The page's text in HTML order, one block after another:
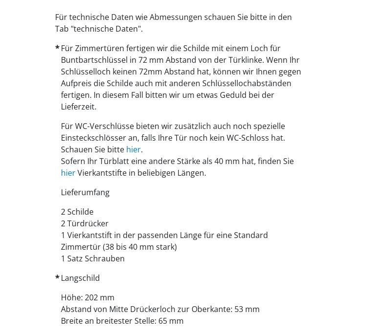
Für technische Daten wie Abmessungen schauen Sie bitte in den
Tab "technische Daten".
Für Zimmertüren fertigen wir die Schilde mit einem Loch für
Buntbartschlüssel in 72 mm Abstand von der Türklinke. Wenn Ihr
Schlüsselloch keinen 72mm Abstand hat, können wir Ihnen gegen
Aufpreis die Schilde auch mit anderen Schlüssellochabständen
fertigen. In diesem Fall bitten wir um etwas Geduld bei der
Lieferzeit.
Für WC-Verschlüsse bieten wir zusätzlich auch noch spezielle
Einsteckschlösser an, falls Ihre Tür noch kein WC-Schloss hat.
Schauen Sie bitte hier.
Sofern Ihr Türblatt eine andere Stärke als 40 mm hat, finden Sie
hierVierkantstifte in beliebigen Längen.
Lieferumfang
2 Schilde
2 Türdrücker
1 Vierkantstift in der passenden Länge für eine Standard
Zimmertür (38 bis 40 mm stark)
1 Satz Schrauben
Langschild
Höhe: 202 mm
Abstand von Mitte Drückerloch zur Oberkante: 53 mm
Breite an breitester Stelle: 65 mm